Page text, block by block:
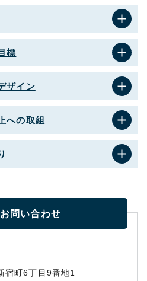
標
ザイン
への取組
お問い合わせ
町6丁目9番地1